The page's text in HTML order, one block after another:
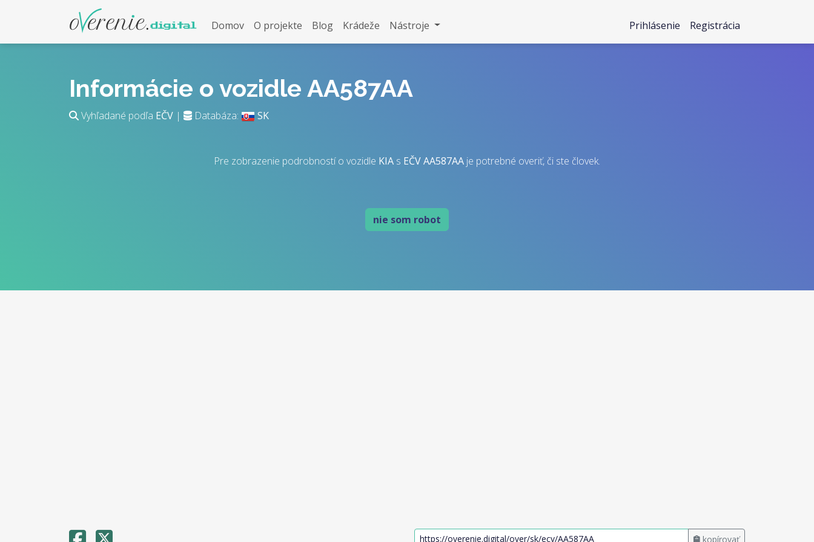
Domov O projekte Blog Krádeže Nástroje Prihlásenie Registrácia
Informácie o vozidle AA587AA
Vyhľadané podľa EČV | Databáza: SK
Pre zobrazenie podrobností o vozidle KIA s EČVAA587AA je potrebné overiť, či ste človek.
nie som robot
kopírovať